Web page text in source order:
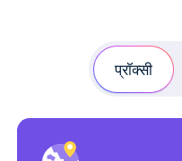
प्रॉक्सी